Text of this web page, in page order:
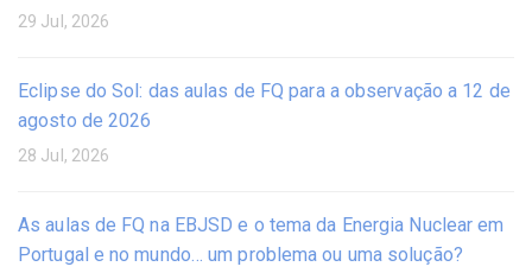
29 Jul, 2026
Eclipse do Sol: das aulas de FQ para a observação a 12 de
agosto de 2026
28 Jul, 2026
As aulas de FQ na EBJSD e o tema da Energia Nuclear em
Portugal e no mundo… um problema ou uma solução?